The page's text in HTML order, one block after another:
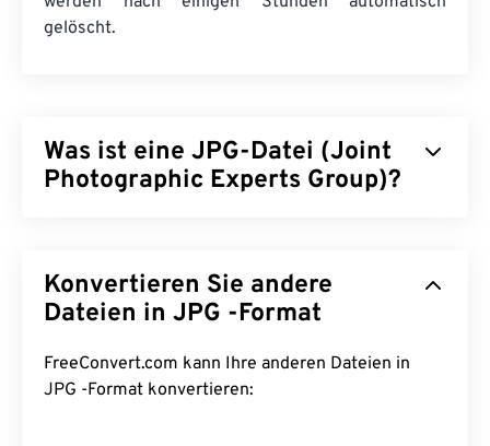
gelöscht.
Was ist eine JPG-Datei (Joint
Photographic Experts Group)?
mithilfe eines Algorithmus komprimiert. Die hohe
Komprimierung von JPG ist der Grund für seine
Größe eignen sich JPG-Dateien hervorragend für
den Transport im Internet und die Verwendung auf
Konvertieren Sie andere
Dateien in JPG -Format
FreeConvert.com kann Ihre anderen Dateien in
JPG -Format konvertieren: